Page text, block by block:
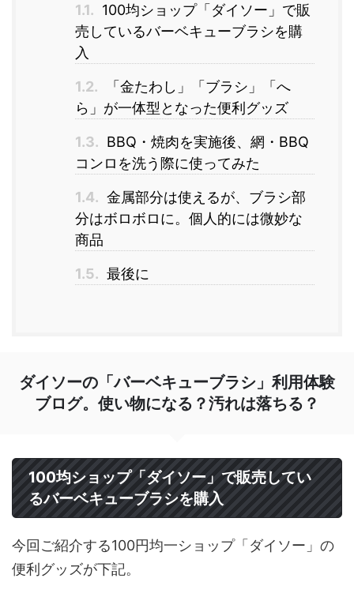
1.1. 100均ショップ「ダイソー」で販
売しているバーベキューブラシを購
入
1.2.
「金たわし」「ブラシ」「へ
ら」が一体型となった便利グッズ
1.3. BBQ・焼肉を実施後、網・BBQ
コンロを洗う際に使ってみた
1.4. 金属部分は使えるが、ブラシ部
分はボロボロに。個人的には微妙な
商品
1.5. 最後に
ダイソーの「バーベキューブラシ」利用体験
ブログ。使い物になる？汚れは落ちる？
100均ショップ「ダイソー」で販売してい
るバーベキューブラシを購入
今回ご紹介する100円均一ショップ「ダイソー」の
便利グッズが下記。